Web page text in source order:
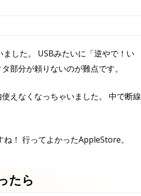
した。 USBみたいに「逆やで！い
部分が頼りないのが難点です。
えなくなっちゃいました。 中で断線
！ 行ってよかったAppleStore。
たら